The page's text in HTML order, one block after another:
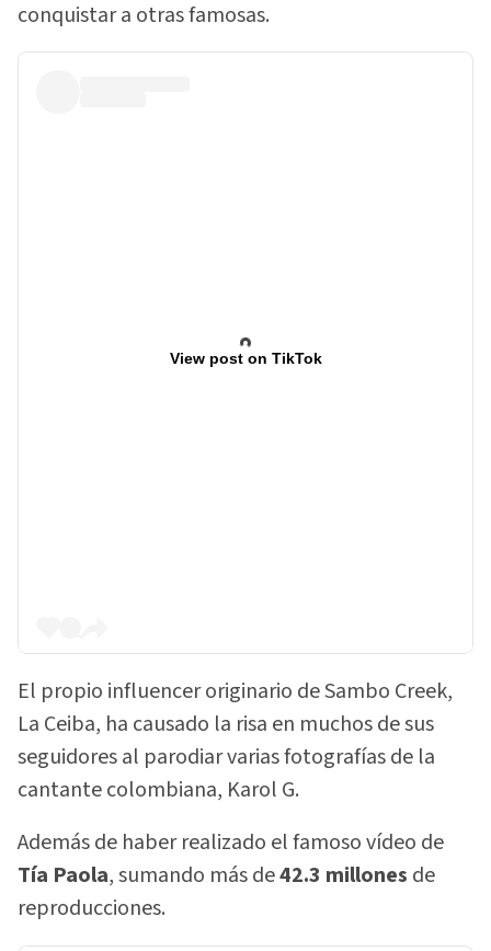
conquistar a otras famosas.
View post on TikTok
El propio influencer originario de Sambo Creek,
La Ceiba, ha causado la risa en muchos de sus
seguidores al parodiar varias fotografías de la
cantante colombiana, Karol G.
Además de haber realizado el famoso vídeo de
Tía Paola, sumando más de42.3 millones de
reproducciones.